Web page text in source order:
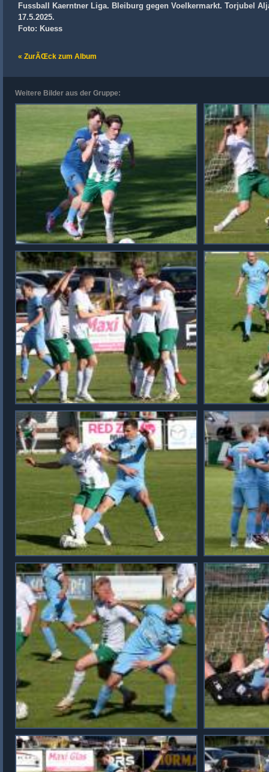
Fussball Kaerntner Liga. Bleiburg gegen Voelkermarkt. Torjubel
17.5.2025.
Foto: Kuess
« ZurÃŒck zum Album
Weitere Bilder aus der Gruppe: